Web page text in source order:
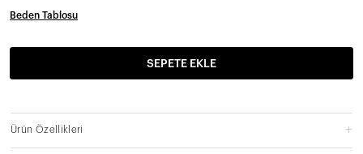
Beden Tablosu
SEPETE EKLE
Ürün Özellikleri